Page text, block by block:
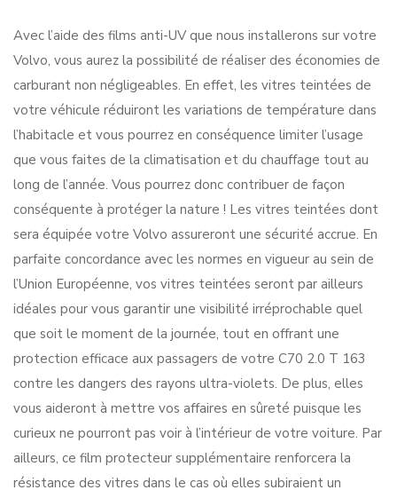
Avec l’aide des films anti-UV que nous installerons sur votre
Volvo, vous aurez la possibilité de réaliser des économies de
carburant non négligeables. En effet, les vitres teintées de
votre véhicule réduiront les variations de température dans
l’habitacle et vous pourrez en conséquence limiter l’usage
que vous faites de la climatisation et du chauffage tout au
long de l’année. Vous pourrez donc contribuer de façon
conséquente à protéger la nature ! Les vitres teintées dont
sera équipée votre Volvo assureront une sécurité accrue. En
parfaite concordance avec les normes en vigueur au sein de
l’Union Européenne, vos vitres teintées seront par ailleurs
idéales pour vous garantir une visibilité irréprochable quel
que soit le moment de la journée, tout en offrant une
protection efficace aux passagers de votre C70 2.0 T 163
contre les dangers des rayons ultra-violets. De plus, elles
vous aideront à mettre vos affaires en sûreté puisque les
curieux ne pourront pas voir à l’intérieur de votre voiture. Par
ailleurs, ce film protecteur supplémentaire renforcera la
résistance des vitres dans le cas où elles subiraient un